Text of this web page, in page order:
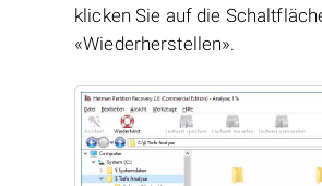
klicken Sie auf die
«Wiederherstellen».